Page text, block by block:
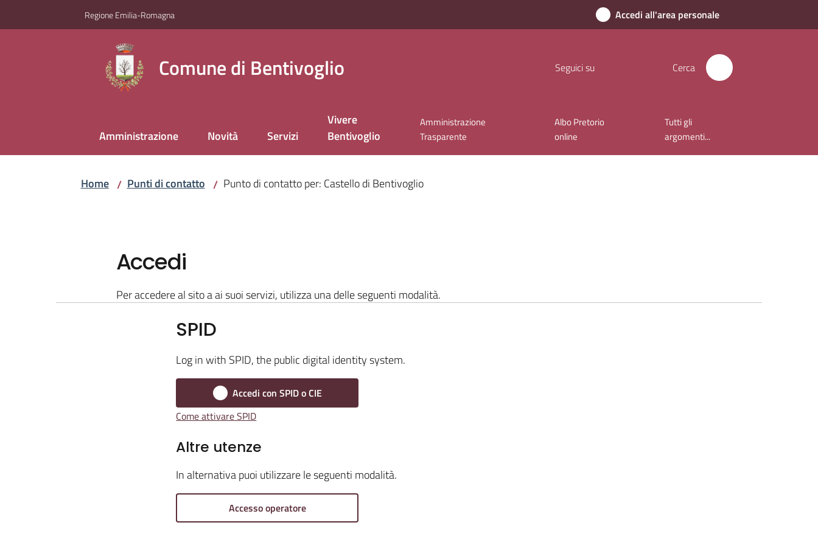
Regione Emilia-Romagna Accedi all'area personale
Comune di Bentivoglio Seguici su Cerca
Amministrazione Novità Servizi
Vivere
Bentivoglio
Amministrazione
Trasparente
Albo Pretorio
online
Tutti gli
argomenti...
Home / Punti di contatto / Punto di contatto per: Castello di Bentivoglio
Accedi
Per accedere al sito a ai suoi servizi, utilizza una delle seguenti modalità.
SPID
Log in with SPID, the public digital identity system.
Accedi con SPID o CIE
Come attivare SPID
Altre utenze
In alternativa puoi utilizzare le seguenti modalità.
Accesso operatore